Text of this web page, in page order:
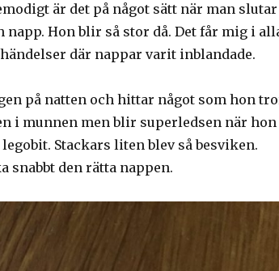
är det på något sätt när man slutar
napp. Hon blir så stor då. Det får mig i
där nappar varit inblandade.
på natten och hittar något som hon
i munnen men blir superledsen när hon
Stackars liten blev så besviken.
snabbt den rätta nappen.